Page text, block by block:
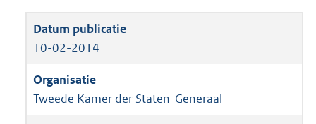
10-02-2014
Tweede Kamer der Staten-Generaal